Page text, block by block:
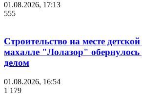
01.08.2026, 17:13
555
Строительство на месте
махалле "Лолазор"
делом
01.08.2026, 16:54
1 179